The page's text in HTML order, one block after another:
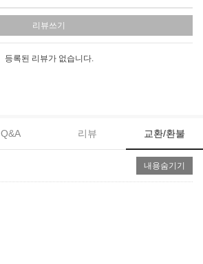
리뷰쓰기
등록된 리뷰가 없습니다.
Q&A 리뷰 교환/환불
내용숨기기